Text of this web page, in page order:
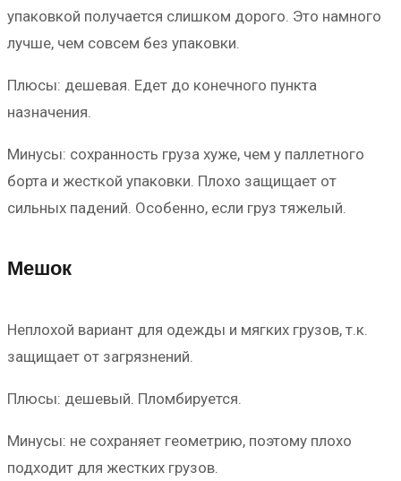
упаковкой получается слишком дорого. Это намного
лучше, чем совсем без упаковки.
Плюсы: дешевая. Едет до конечного пункта
назначения.
Минусы: сохранность груза хуже, чем у паллетного
борта и жесткой упаковки. Плохо защищает от
сильных падений. Особенно, если груз тяжелый.
Мешок
Неплохой вариант для одежды и мягких грузов, т.к.
защищает от загрязнений.
Плюсы: дешевый. Пломбируется.
Минусы: не сохраняет геометрию, поэтому плохо
подходит для жестких грузов.